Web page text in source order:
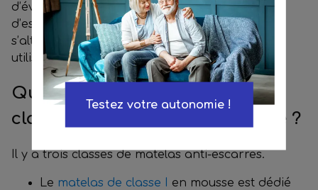
d’éviter les points de pression responsables
d’escarre. Afin que l’état cutané du patient ne
s’altère, le matelas va répartir le poids de son
utilisateur. Ainsi, il n’y a plus de point d’appui.
Quelles sont les différentes
classes de matelas anti escarre ?
Il y a trois classes de matelas anti-escarres.
Le matelas de classe I
en mousse est dédié
Testez votre autonomie !